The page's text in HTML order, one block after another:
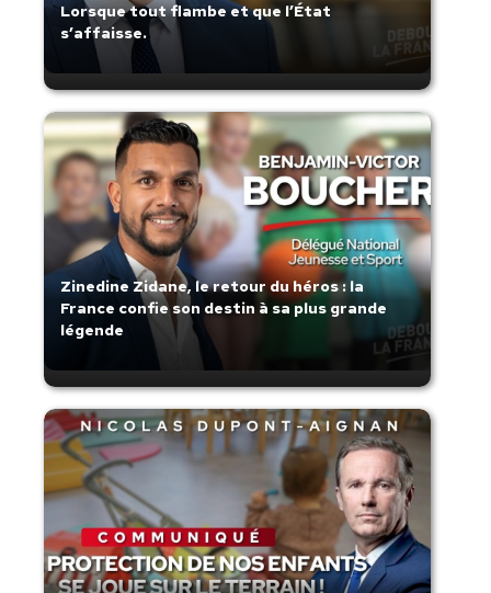
Lorsque tout flambe et que l’État
s’affaisse.
Zinedine Zidane, le retour du héros : la
France confie son destin à sa plus grande
légende